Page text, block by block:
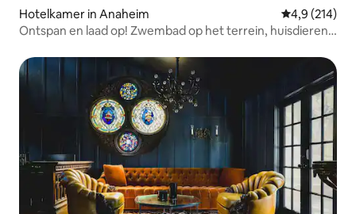
Hotelkamer in Anaheim Gemiddelde
4,9 (214)
Ontspan en laad op! Zwembad op het terrein, huisdieren